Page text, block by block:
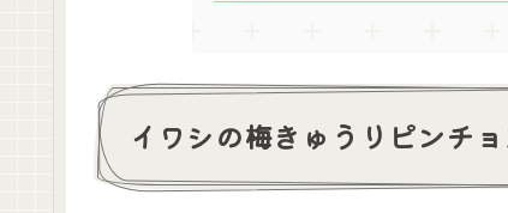
イワシの梅きゅうりピンチ